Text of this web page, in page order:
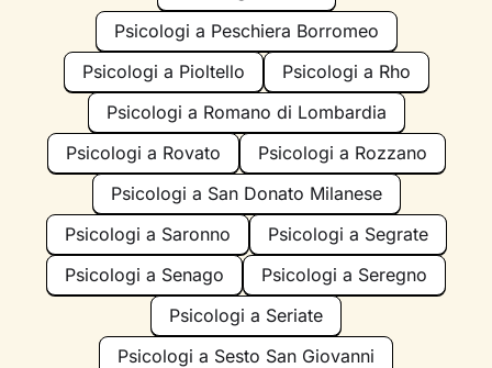
Psicologi a Peschiera Borromeo
Psicologi a Pioltello
Psicologi a Rho
Psicologi a Romano di Lombardia
Psicologi a Rovato
Psicologi a Rozzano
Psicologi a San Donato Milanese
Psicologi a Saronno
Psicologi a Segrate
Psicologi a Senago
Psicologi a Seregno
Psicologi a Seriate
Psicologi a Sesto San Giovanni